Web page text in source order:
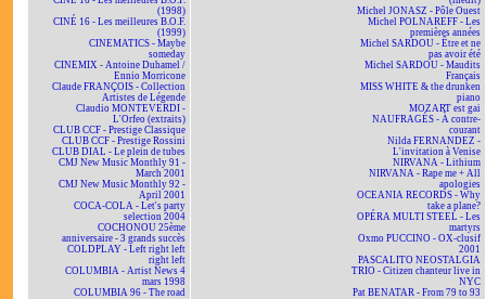
(1998)
CINÉ 16 - Les meilleures B.O.F.
(1999)
CINEMATICS - Maybe
someday
CINEMIX - Antoine Duhamel /
Ennio Morricone
Claude FRANÇOIS - Collection
Artistes de Légende
Claudio MONTEVERDI -
L'Orfeo (extraits)
CLUB CCF - Prestige Classique
CLUB CCF - Prestige Rossini
CLUB DIAL - Le plein de tubes
CMJ New Music Monthly 91 -
March 2001
CMJ New Music Monthly 92 -
April 2001
COCA-COLA - Let's party
selection 2004
COCHONOU 25ème
anniversaire - 3 grands succès
COLDPLAY - Left right left
right left
COLUMBIA - Artist News 4
mars 1998
COLUMBIA 96 - The road
Michel JONASZ - Pôle Ouest
Michel POLNAREFF - Les
premières années
Michel SARDOU - Être et ne
pas avoir été
Michel SARDOU - Maudits
Français
MISS WHITE & the drunken
piano
MOZART est gai
NAUFRAGÉS - À contre-
courant
Nilda FERNANDEZ -
L'invitation à Venise
NIRVANA - Lithium
NIRVANA - Rape me + All
apologies
OCEANIA RECORDS - Why
take a plane?
OPÉRA MULTI STEEL - Les
martyrs
Oxmo PUCCINO - OX-clusif
2001
PASCALITO NEOSTALGIA
TRIO - Citizen chanteur live in
NYC
Pat BENATAR - From 79 to 93